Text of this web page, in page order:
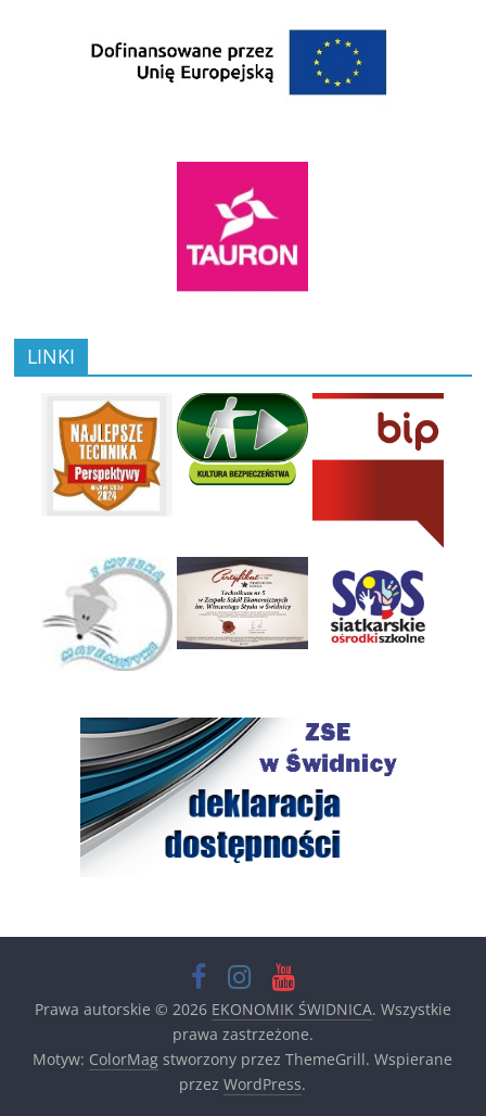
LINKI
Prawa autorskie © 2026 EKONOMIK ŚWIDNICA. Wszystkie
prawa zastrzeżone.
Motyw: ColorMag stworzony przez ThemeGrill. Wspierane
przezWordPress.